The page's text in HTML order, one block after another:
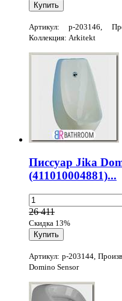
Артикул: p-203146,
Коллекция: Arkitekt
Писсуар Jika
(411010004881)...
26 411
Скидка 13%
Артикул: p-203144,
Domino Sensor